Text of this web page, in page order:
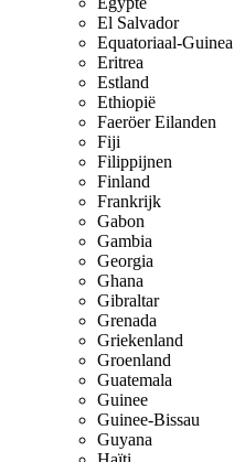
El Salvador
Equatoriaal-Guinea
Eritrea
Estland
Ethiopië
Faeröer Eilanden
Fiji
Filippijnen
Finland
Frankrijk
Gabon
Gambia
Georgia
Ghana
Gibraltar
Grenada
Griekenland
Groenland
Guatemala
Guinee
Guinee-Bissau
Guyana